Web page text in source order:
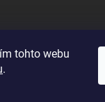
tohto webu
.